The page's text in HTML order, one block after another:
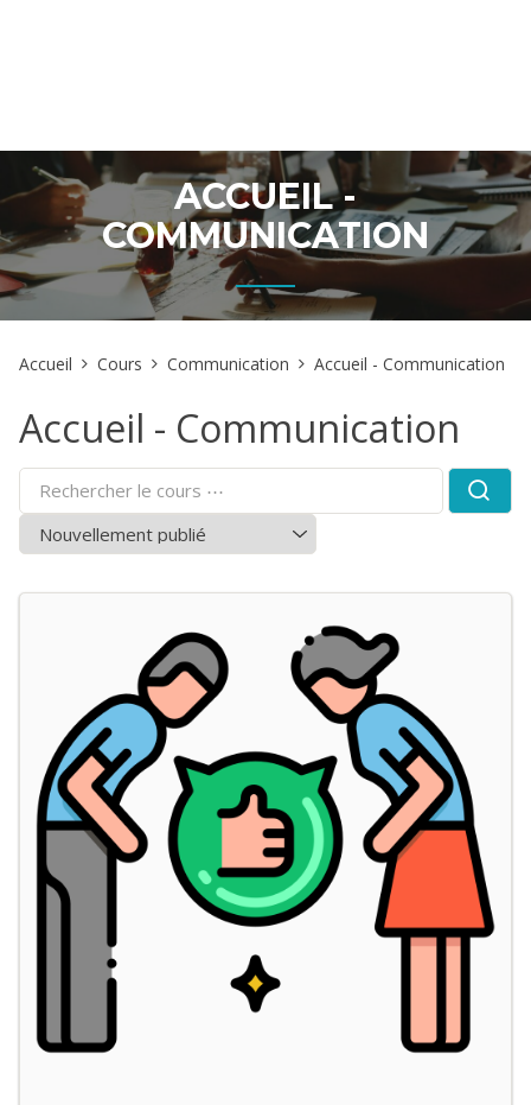
ACCUEIL -
COMMUNICATION
Accueil Cours Communication Accueil - Communication
Accueil - Communication